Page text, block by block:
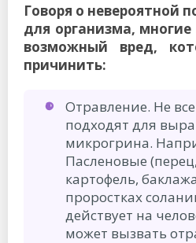
Говоря о невероятной
для организма,
возможный вред,
причинить:
Отравление. Не
подходят для
микрогрина.
Пасленовые
картофель,
проростках
действует на
может вызвать